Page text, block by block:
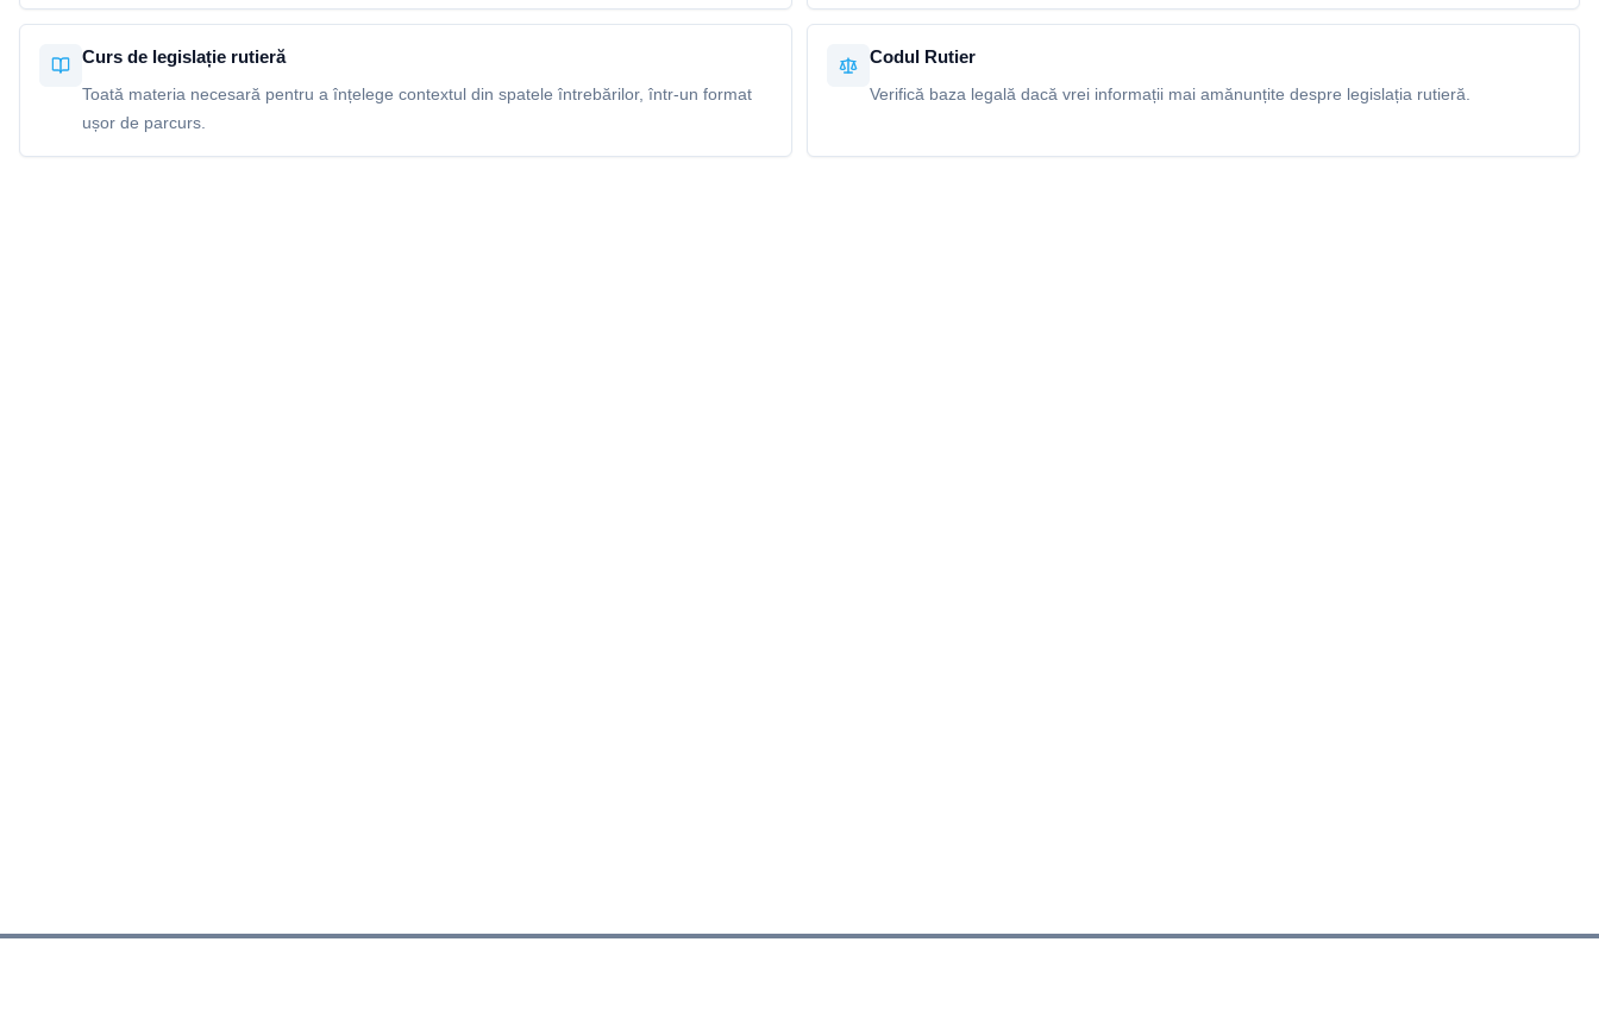
Curs de legislație rutieră
Toată materia necesară pentru a înțelege contextul din spatele întrebărilor, într-un format
ușor de parcurs.
Codul Rutier
Verifică baza legală dacă vrei informații mai amănunțite despre legislația rutieră.